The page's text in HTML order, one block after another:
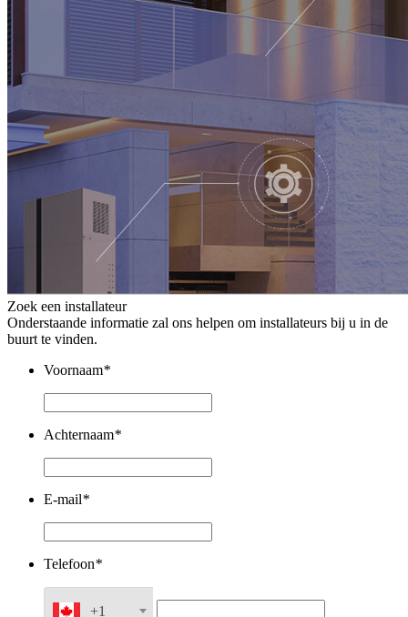
Zoek een installateur
Onderstaande informatie zal ons helpen om installateurs bij u in de
buurt te vinden.
Voornaam*
Achternaam*
E-mail*
Telefoon*
+1